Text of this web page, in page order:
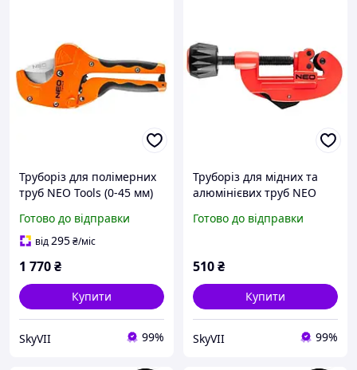
Труборіз для полімерних
труб NEO Tools (0-45 мм)
Готово до відправки
від295₴/міс
1 770₴
Купити
SkyVII 99%
Труборіз для мідних та
алюмінієвих труб NEO
Готово до відправки
510₴
Купити
SkyVII 99%